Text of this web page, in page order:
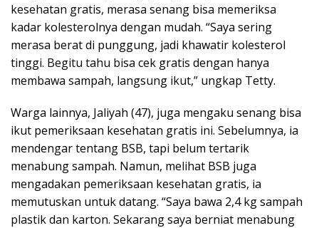
kesehatan gratis, merasa senang bisa memeriksa
kadar kolesterolnya dengan mudah. “Saya sering
merasa berat di punggung, jadi khawatir kolesterol
tinggi. Begitu tahu bisa cek gratis dengan hanya
membawa sampah, langsung ikut,” ungkap Tetty.
Warga lainnya, Jaliyah (47), juga mengaku senang bisa
ikut pemeriksaan kesehatan gratis ini. Sebelumnya, ia
mendengar tentang BSB, tapi belum tertarik
menabung sampah. Namun, melihat BSB juga
mengadakan pemeriksaan kesehatan gratis, ia
memutuskan untuk datang. “Saya bawa 2,4 kg sampah
plastik dan karton. Sekarang saya berniat menabung